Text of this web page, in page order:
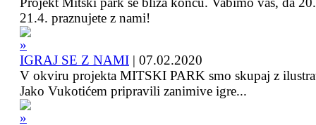
21.4. praznujete z nami!
IGRAJ SE Z NAMI | 07.02.2020
V okviru projekta MITSKI PARK smo skupaj z
Jako Vukotićem pripravili zanimive igre...